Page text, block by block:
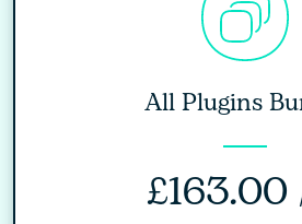
All Plugins
£163.00